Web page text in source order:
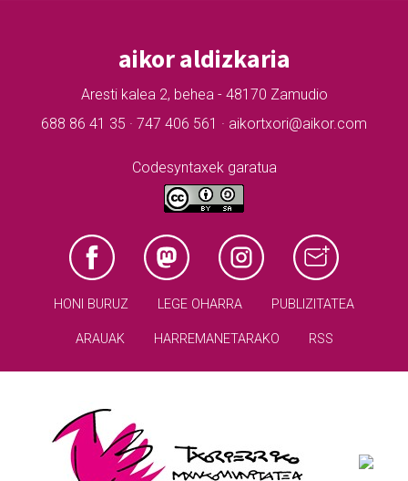
aikor aldizkaria
Aresti kalea 2, behea - 48170 Zamudio
688 86 41 35 · 747 406 561 · aikortxori@aikor.com
Codesyntaxek garatua
HONI BURUZ LEGE OHARRA PUBLIZITATEA
ARAUAK HARREMANETARAKO RSS